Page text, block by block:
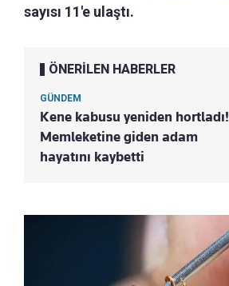
sayısı 11'e ulaştı.
ÖNERİLEN HABERLER
GÜNDEM
Kene kabusu yeniden hortladı!
Memleketine giden adam
hayatını kaybetti